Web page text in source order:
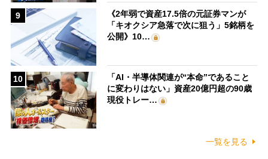
9
《2年弱で資産17.5倍の元証券マンが
「キオクシア急落で次に狙う」5銘柄を
公開》10…
10
「AI・半導体関連が“本命”であること
に変わりはない」資産20億円超の90歳
現役トレー…
一覧を見る